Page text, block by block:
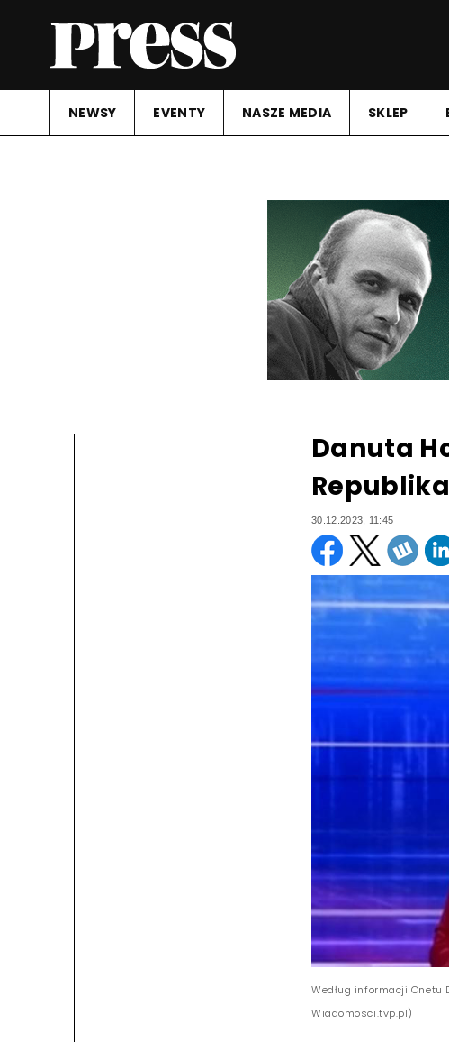
NEWSY EVENTY NASZE MEDIA SKLEP
Danuta
30.12.2023, 11:45
Według informacji
Wiadomosci.tvp.pl)